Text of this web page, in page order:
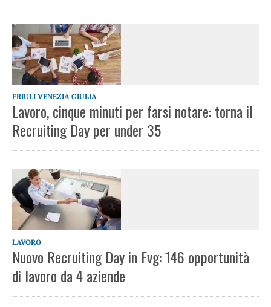
FRIULI VENEZIA GIULIA
Lavoro, cinque minuti per farsi notare: torna il
Recruiting Day per under 35
LAVORO
Nuovo Recruiting Day in Fvg: 146 opportunità
di lavoro da 4 aziende